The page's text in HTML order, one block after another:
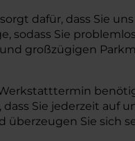
dafür, dass Sie
sodass Sie
großzügigen
Sie jederzeit
überzeugen Sie sich